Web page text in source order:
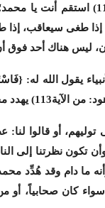
استقم أنت يا
إذا طغى سيعاقب،
ليس هناك أحد فوق
يقول الله له:
من الآية113) يهدد
توليهم، أو
تكون نظرتنا إلى
ما دام وقد هُدِّد
كان صحابياً،